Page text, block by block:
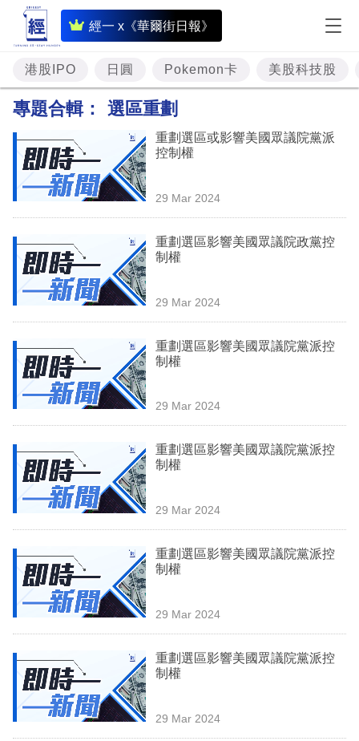
經一 x《華爾街日報》
即
時
財
經
投
資
理
業
科
技
場
生
時
事
訂
閱
港股IPO 日圓 Pokemon卡 美股科技股
專題合輯： 選區重劃
重劃選區或影響美國眾議院黨派
控制權
29 Mar 2024
重劃選區影響美國眾議院政黨控
制權
29 Mar 2024
重劃選區影響美國眾議院黨派控
制權
29 Mar 2024
重劃選區影響美國眾議院黨派控
制權
29 Mar 2024
重劃選區影響美國眾議院黨派控
制權
29 Mar 2024
重劃選區影響美國眾議院黨派控
制權
29 Mar 2024